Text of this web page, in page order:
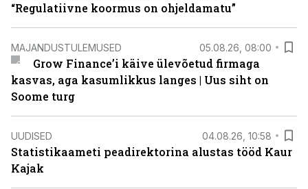
“Regulatiivne koormus on ohjeldamatu”
MAJANDUSTULEMUSED 05.08.26, 08:00
Grow Finance’i käive ülevõetud firmaga
kasvas, aga kasumlikkus langes | Uus siht on
Soome turg
UUDISED 04.08.26, 10:58
Statistikaameti peadirektorina alustas tööd Kaur
Kajak